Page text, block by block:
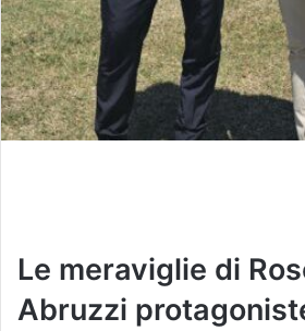
Le meraviglie di
Abruzzi